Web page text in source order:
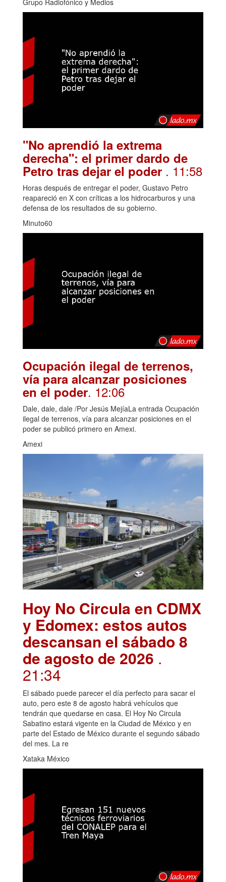
"No aprendió la extrema
derecha": el primer dardo de
Petro tras dejar el poder . 11:58
Horas después de entregar el poder, Gustavo Petro
reapareció en X con críticas a los hidrocarburos y una
defensa de los resultados de su gobierno.
Minuto60
Ocupación ilegal de terrenos,
vía para alcanzar posiciones
en el poder. 12:06
Dale, dale, dale /Por Jesús MejíaLa entrada Ocupación
ilegal de terrenos, vía para alcanzar posiciones en el
poder se publicó primero en Amexi.
Amexi
Hoy No Circula en CDMX
y Edomex: estos autos
descansan el sábado 8
de agosto de 2026 .
21:34
El sábado puede parecer el día perfecto para sacar el
auto, pero este 8 de agosto habrá vehículos que
tendrán que quedarse en casa. El Hoy No Circula
Sabatino estará vigente en la Ciudad de México y en
parte del Estado de México durante el segundo sábado
del mes. La re
Xataka México